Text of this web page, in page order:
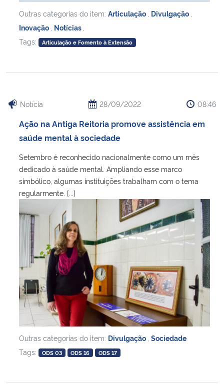
Outras categorias do item: Articulação Divulgação
Inovação Notícias
Tags:
Articulação e Fomento à Extensão
Notícia 28/09/2022 08:46
Ação na Antiga Reitoria promove assistência em
saúde mental à sociedade
Setembro é reconhecido nacionalmente como um mês
dedicado à saúde mental. Ampliando esse marco
simbólico, algumas instituições trabalham com o tema
regularmente. [...]
Outras categorias do item: Divulgação Sociedade
Tags:
ODS 03 ODS 16 ODS 17